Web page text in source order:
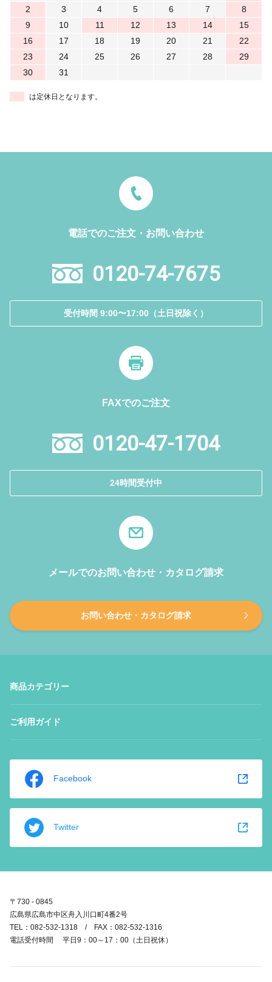
2
3 4 5 6 7
8
9
10 11 12 13 14
15
16
17 18 19 20 21
22
23
24 25 26 27 28
29
30
31
は定休日となります。
電話でのご注文・お問い合わせ
0120-74-7675
受付時間 9:00〜17:00（土日祝除く）
FAXでのご注文
0120-47-1704
24時間受付中
メールでのお問い合わせ・カタログ請求
お問い合わせ・カタログ請求
商品カテゴリー
ご利用ガイド
Facebook
Twitter
〒730 - 0845
広島県広島市中区舟入川口町4番2号
TEL：082-532-1318 / FAX：082-532-1316
電話受付時間 平日9：00～17：00（土日祝休）